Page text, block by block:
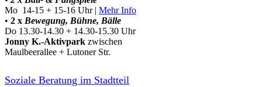
Mo 14-15 + 15-16 Uhr | Mehr Info
• 2 x Bewegung, Bühne, Bälle
Do 13.30-14.30 + 14.30-15.30 Uhr
Jonny K.-Aktivpark zwischen
Maulbeerallee + Lutoner Str.
Soziale Beratung im Stadtteil